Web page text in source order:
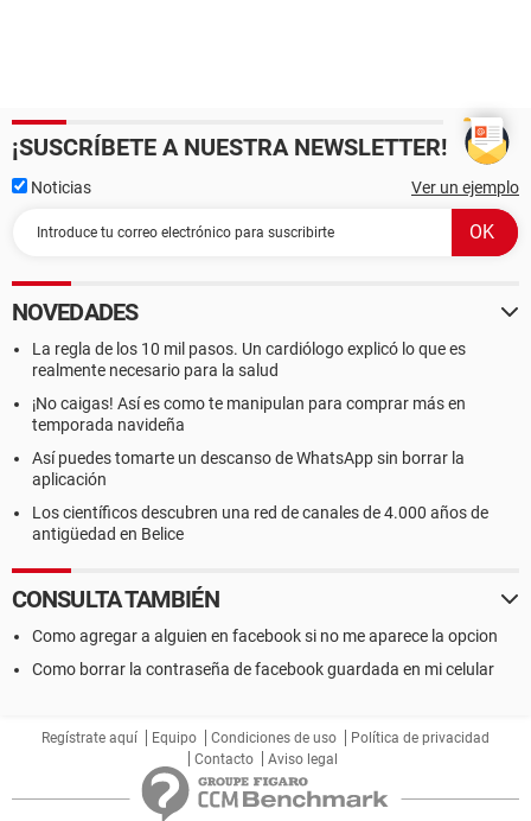
¡SUSCRÍBETE A NUESTRA NEWSLETTER!
Noticias Ver un ejemplo
NOVEDADES
La regla de los 10 mil pasos. Un cardiólogo explicó lo que es
realmente necesario para la salud
¡No caigas! Así es como te manipulan para comprar más en
temporada navideña
Así puedes tomarte un descanso de WhatsApp sin borrar la
aplicación
Los científicos descubren una red de canales de 4.000 años de
antigüedad en Belice
CONSULTA TAMBIÉN
Como agregar a alguien en facebook si no me aparece la opcion
Como borrar la contraseña de facebook guardada en mi celular
Regístrate aquí Equipo Condiciones de uso
Política de privacidad
Contacto
Aviso legal